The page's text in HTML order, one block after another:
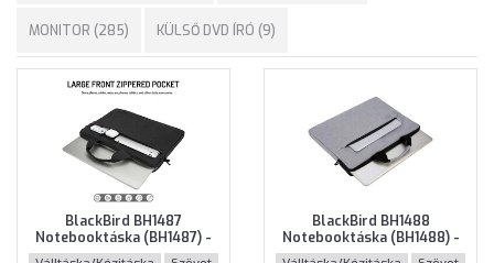
MONITOR (285) KÜLSŐ DVD ÍRÓ (9)
BlackBird BH1487
Notebooktáska (BH1487) -
Maximum 15.6" méretű
BlackBird BH1488
Notebooktáska (BH1488) -
Maximum 15.6" méretű